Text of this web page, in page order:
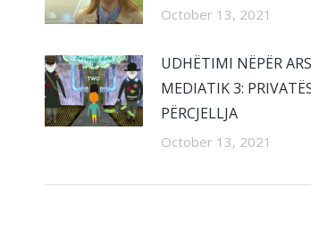
October 13, 2021
UDHËTIMI NËPËR
MEDIATIK 3:
PËRCJELLJA
October 13, 2021